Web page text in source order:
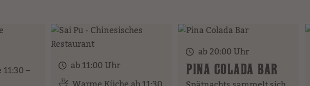
–
ab 11:00 Uhr
ab 20:00 Uhr
PINA COLADA BAR